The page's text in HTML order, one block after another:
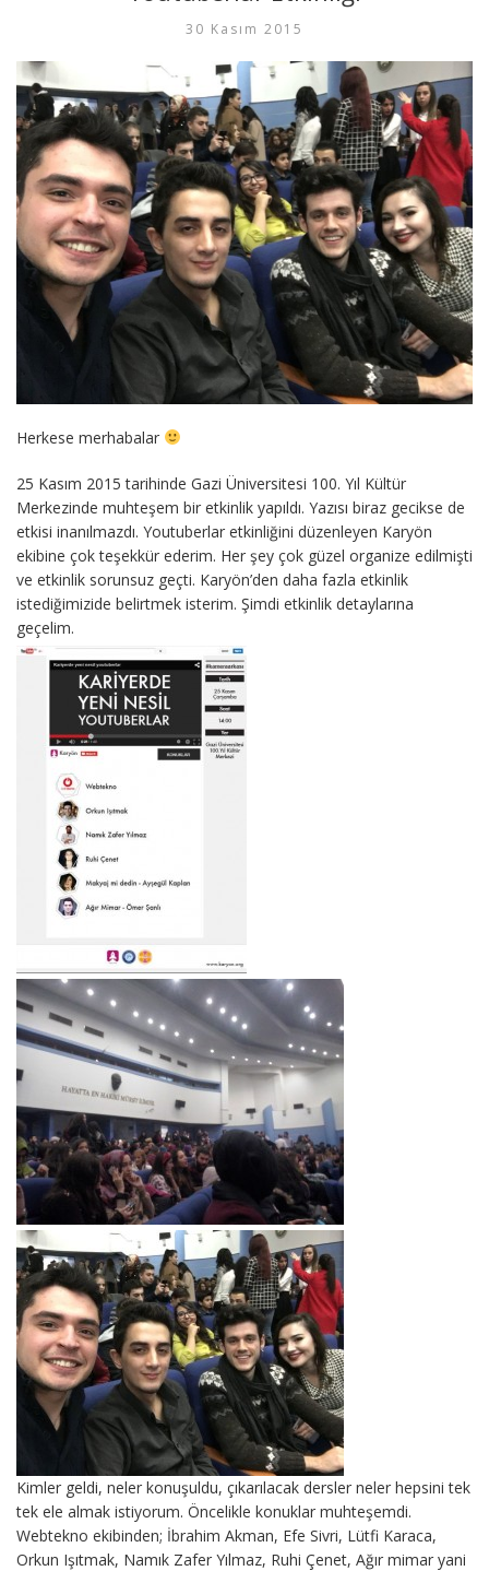
30 Kasım 2015
Herkese merhabalar
25 Kasım 2015 tarihinde Gazi Üniversitesi 100. Yıl Kültür
Merkezinde muhteşem bir etkinlik yapıldı. Yazısı biraz gecikse de
etkisi inanılmazdı. Youtuberlar etkinliğini düzenleyen Karyön
ekibine çok teşekkür ederim. Her şey çok güzel organize edilmişti
ve etkinlik sorunsuz geçti. Karyön’den daha fazla etkinlik
istediğimizide belirtmek isterim. Şimdi etkinlik detaylarına
geçelim.
Kimler geldi, neler konuşuldu, çıkarılacak dersler neler hepsini tek
tek ele almak istiyorum. Öncelikle konuklar muhteşemdi.
Webtekno ekibinden; İbrahim Akman, Efe Sivri, Lütfi Karaca,
Orkun Işıtmak, Namık Zafer Yılmaz, Ruhi Çenet, Ağır mimar yani